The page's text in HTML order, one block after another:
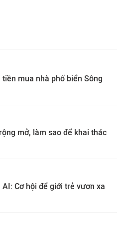
mua nhà phố biển Sông
mở, làm sao để khai thác
Cơ hội để giới trẻ vươn xa